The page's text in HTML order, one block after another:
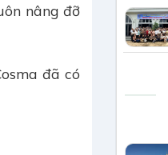
nâng đỡ
đã có